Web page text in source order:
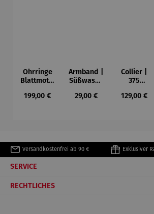
Ohrringe
Blattmotiv
Gelbgold
Regulärer Preis:
199,00 €
Armband |
Süßwasse
Regulärer Preis:
29,00 €
Collier |
375
&
129,00 €
Versandkostenfrei ab 90 € Exklusiver
SERVICE
RECHTLICHES